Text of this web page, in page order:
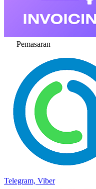
Pemasaran
Telegram, Viber